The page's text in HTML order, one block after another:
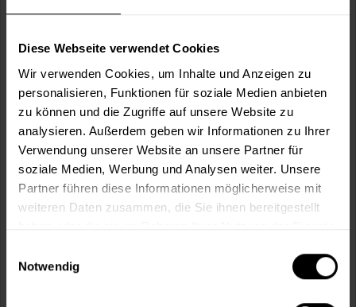
Diese Webseite verwendet Cookies
Wir verwenden Cookies, um Inhalte und Anzeigen zu
personalisieren, Funktionen für soziale Medien anbieten
zu können und die Zugriffe auf unsere Website zu
analysieren. Außerdem geben wir Informationen zu Ihrer
Verwendung unserer Website an unsere Partner für
soziale Medien, Werbung und Analysen weiter. Unsere
Partner führen diese Informationen möglicherweise mit
weiteren Daten zusammen, die Sie ihnen bereitgestellt
Notwendig
In den Warenkorb
Merken Fragen zum Artikel?
OWA0027